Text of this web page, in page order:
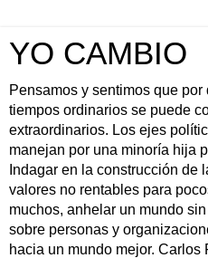
YO CAMBIO
Pensamos y sentimos que
tiempos ordinarios se puede
extraordinarios. Los ejes
manejan por una minoría hija
Indagar en la construcción de
valores no rentables para
muchos, anhelar un mundo
sobre personas y
hacia un mundo mejor.